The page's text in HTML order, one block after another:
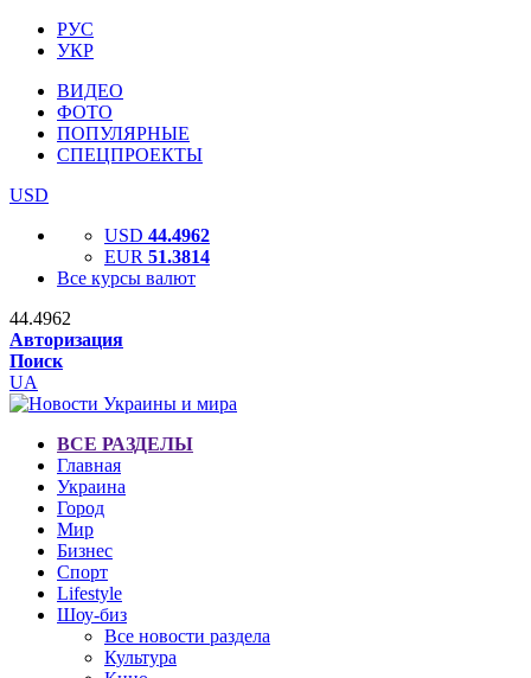
РУС
УКР
ВИДЕО
ФОТО
ПОПУЛЯРНЫЕ
СПЕЦПРОЕКТЫ
USD
USD 44.4962
EUR 51.3814
Все курсы валют
44.4962
Авторизация
Поиск
UA
ВСЕ РАЗДЕЛЫ
Главная
Украина
Город
Мир
Бизнес
Спорт
Lifestyle
Шоу-биз
Все новости раздела
Культура